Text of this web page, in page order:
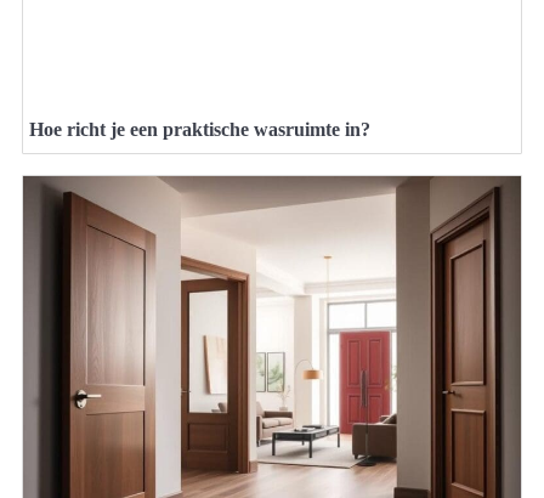
Hoe richt je een praktische wasruimte in?